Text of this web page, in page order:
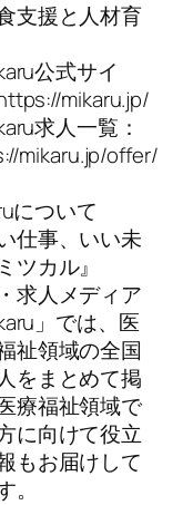
支援と人材育
公式サイ
mikaru.jp/
求人一覧：
mikaru.jp/offer/
について
仕事、いい未
ツカル』
求人メディア
」では、医
祉領域の全国
をまとめて掲
療福祉領域で
に向けて役立
もお届けして
。